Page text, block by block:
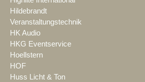
Hildebrandt
Veranstaltungstechnik
HK Audio
HKG Eventservice
Hoellstern
HOF
Huss Licht & Ton